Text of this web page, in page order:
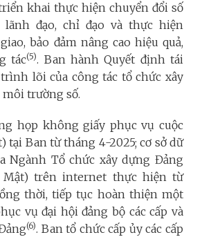
khai thực hiện chuyển đổi số
đạo, chỉ đạo và thực hiện
bảo đảm nâng cao hiệu quả,
tác(5). Ban hành Quyết định tái
lõi của công tác tổ chức xây
trường số.
họp không giấy phục vụ cuộc
tại Ban từ tháng 4-2025; cơ sở dữ
Ngành Tổ chức xây dựng Đảng
trên internet thực hiện từ
thời, tiếp tục hoàn thiện một
vụ đại hội đảng bộ các cấp và
(6). Ban tổ chức cấp ủy các cấp